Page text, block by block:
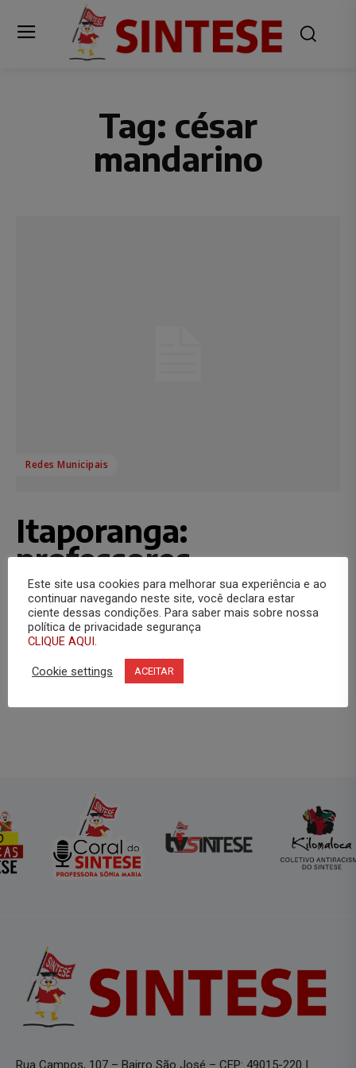
Tag: césar
mandarino
Redes Municipais
Itaporanga:
professores
paralisam atividades
Assessoria de Comunicação - 23 de abril de 2010
Os professores da rede municipal de Itaporanga entram
hoje no segundo dia de paralisação. A interrupção das
atividades se deu devido ao não pagamento...
Rua Campos, 107 – Bairro São José – CEP: 49015-220 |
Este site usa cookies para melhorar sua experiência e ao
continuar navegando neste site, você declara estar
ciente dessas condições. Para saber mais sobre nossa
política de privacidade segurança
CLIQUE AQUI.
Cookie settings ACEITAR